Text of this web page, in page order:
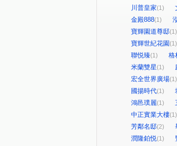
川普皇家(1)
金殿888(1)
寶輝園道尊邸(1)
寶輝世紀花園 (1)
聯悦臻(1) 格
米蘭雙星(1)
宏全世界廣場(1)
國揚時代(1)
鴻邑璞麗(1)
中正實業大樓(1)
芳鄰名邸(2)
潤隆鉑悦(1)